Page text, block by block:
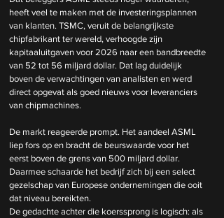
heeft veel te maken met de investeringsplannen
van klanten. TSMC, veruit de belangrijkste
chipfabrikant ter wereld, verhoogde zijn
kapitaaluitgaven voor 2026 naar een bandbreedte
van 52 tot 56 miljard dollar. Dat lag duidelijk
boven de verwachtingen van analisten en werd
direct opgevat als goed nieuws voor leveranciers
van chipmachines.
De markt reageerde prompt. Het aandeel ASML
liep fors op en bracht de beurswaarde voor het
eerst boven de grens van 500 miljard dollar.
Daarmee schaarde het bedrijf zich bij een select
gezelschap van Europese ondernemingen die ooit
dat niveau bereikten.
De gedachte achter die koerssprong is logisch: als